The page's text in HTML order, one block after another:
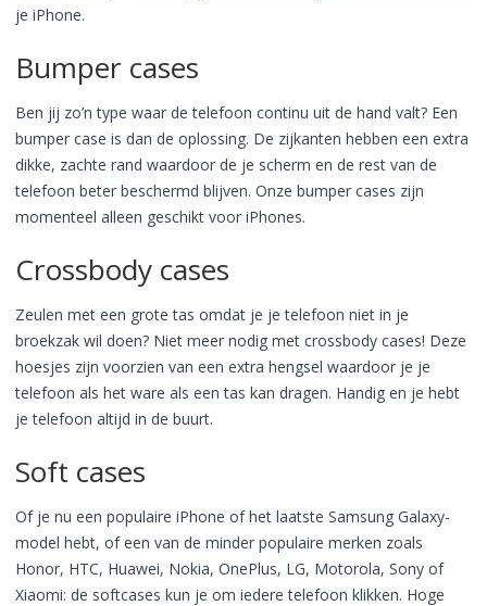
je iPhone.
Bumper cases
Ben jij zo’n type waar de telefoon continu uit de hand valt? Een
bumper case is dan de oplossing. De zijkanten hebben een extra
dikke, zachte rand waardoor de je scherm en de rest van de
telefoon beter beschermd blijven. Onze bumper cases zijn
momenteel alleen geschikt voor iPhones.
Crossbody cases
Zeulen met een grote tas omdat je je telefoon niet in je
broekzak wil doen? Niet meer nodig met crossbody cases! Deze
hoesjes zijn voorzien van een extra hengsel waardoor je je
telefoon als het ware als een tas kan dragen. Handig en je hebt
je telefoon altijd in de buurt.
Soft cases
Of je nu een populaire iPhone of het laatste Samsung Galaxy-
model hebt, of een van de minder populaire merken zoals
Honor, HTC, Huawei, Nokia, OnePlus, LG, Motorola, Sony of
Xiaomi: de softcases kun je om iedere telefoon klikken. Hoge